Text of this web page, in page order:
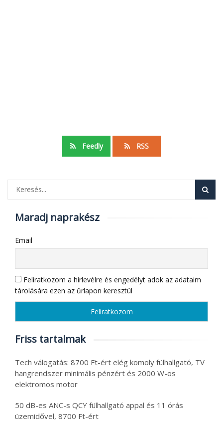
Feedly RSS
Maradj naprakész
Email
Feliratkozom a hírlevélre és engedélyt adok az adataim
tárolására ezen az űrlapon keresztül
Friss tartalmak
Tech válogatás: 8700 Ft-ért elég komoly fülhallgató, TV
hangrendszer minimális pénzért és 2000 W-os
elektromos motor
50 dB-es ANC-s QCY fülhallgató appal és 11 órás
üzemidővel, 8700 Ft-ért